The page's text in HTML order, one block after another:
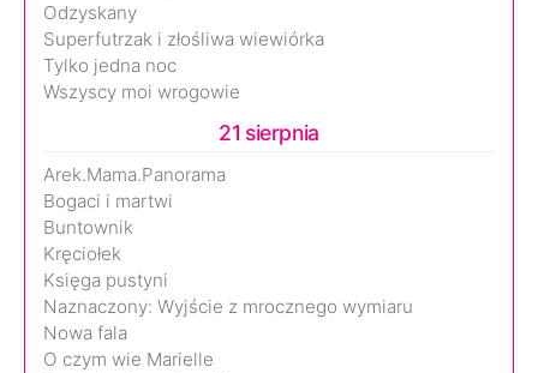
Odzyskany
Superfutrzak i złośliwa wiewiórka
Tylko jedna noc
Wszyscy moi wrogowie
21 sierpnia
Arek.Mama.Panorama
Bogaci i martwi
Buntownik
Kręciołek
Księga pustyni
Naznaczony: Wyjście z mrocznego wymiaru
Nowa fala
O czym wie Marielle